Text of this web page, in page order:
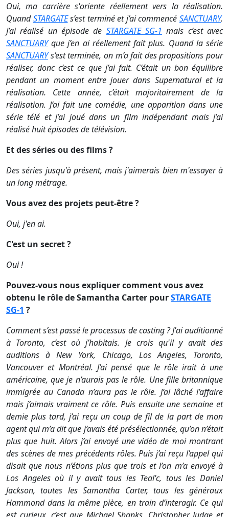
Oui, ma carrière s'oriente réellement vers la réalisation.
QuandSTARGATEs’est terminé et j’ai commencéSANCTUARY.
J’ai réalisé un épisode de STARGATE SG-1 mais c’est avec
SANCTUARYque j’en ai réellement fait plus. Quand la série
SANCTUARYs’est terminée, on m’a fait des propositions pour
réaliser, donc c’est ce que j’ai fait. C’était un bon équilibre
pendant un moment entre jouer dans Supernatural et la
réalisation. Cette année, c’était majoritairement de la
réalisation. J’ai fait une comédie, une apparition dans une
série télé et j’ai joué dans un film indépendant mais j’ai
réalisé huit épisodes de télévision.
Et des séries ou des films ?
Des séries jusqu'à présent, mais j'aimerais bien m'essayer à
un long métrage.
Vous avez des projets peut-être ?
Oui, j'en ai.
C'est un secret ?
Oui !
Pouvez-vous nous expliquer comment vous avez
obtenu le rôle de Samantha Carter pourSTARGATE
SG-1 ?
Comment s’est passé le processus de casting ? J'ai auditionné
à Toronto, c’est où j’habitais. Je crois qu'il y avait des
auditions à New York, Chicago, Los Angeles, Toronto,
Vancouver et Montréal. J’ai pensé que le rôle irait à une
américaine, que je n’aurais pas le rôle. Une fille britannique
immigrée au Canada n’aura pas le rôle. J’ai lâché l’affaire
mais j’aimais vraiment ce rôle. Puis ensuite une semaine et
demie plus tard, j’ai reçu un coup de fil de la part de mon
agent qui m’a dit que j’avais été présélectionnée, qu’on n’était
plus que huit. Alors j’ai envoyé une vidéo de moi montrant
des scènes de mes précédents rôles. Puis j’ai reçu l’appel qui
disait que nous n’étions plus que trois et l’on m’a envoyé à
Los Angeles où il y avait tous les Teal'c, tous les Daniel
Jackson, toutes les Samantha Carter, tous les généraux
Hammond dans la même pièce, en train d’interagir. Ce qui